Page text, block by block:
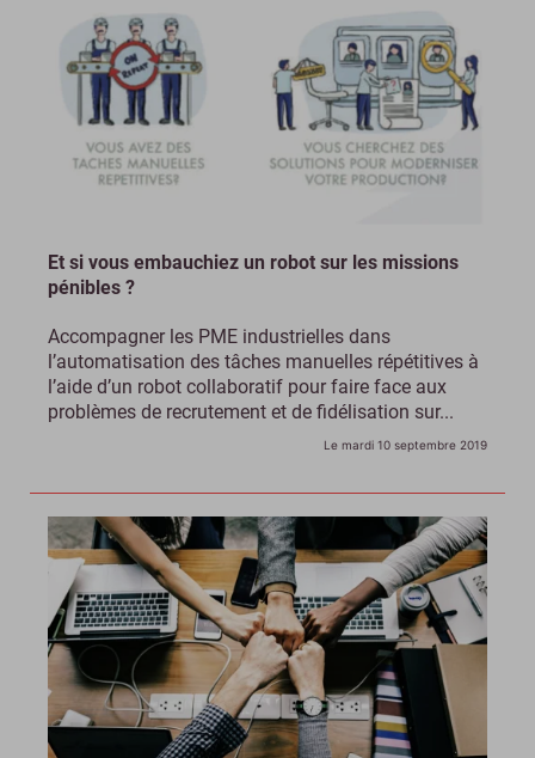
Et si vous embauchiez un robot sur les missions
pénibles ?
Accompagner les PME industrielles dans
l’automatisation des tâches manuelles répétitives à
l’aide d’un robot collaboratif pour faire face aux
problèmes de recrutement et de fidélisation sur...
Le mardi 10 septembre 2019